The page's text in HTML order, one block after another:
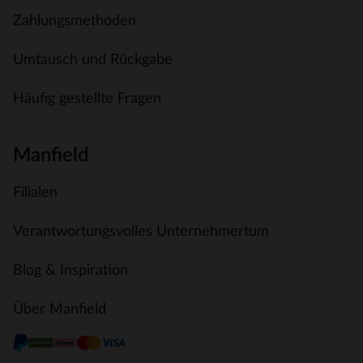
Zahlungsmethoden
Umtausch und Rückgabe
Häufig gestellte Fragen
Manfield
Filialen
Verantwortungsvolles Unternehmertum
Blog & Inspiration
Über Manfield